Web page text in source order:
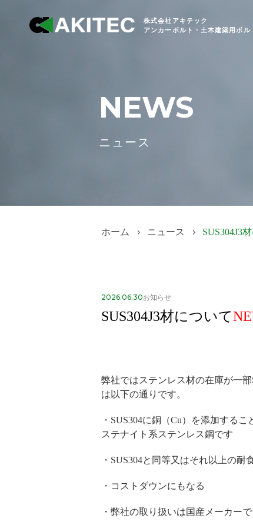
株式会社アキテック
アンカーボルト・土木建築用ボル
NEWS
ニュース
ホーム ニュース SUS304J3
2026.06.30お知らせ
SUS304J3材について
弊社ではステンレス材の在庫が一
は以下の通りです。
・SUS304に銅（Cu）を添加するこ
ステナイト系ステンレス鋼です
・SUS304と同等又はそれ以上の耐
・コストダウンにもなる
・弊社の取り扱いは国産メーカー